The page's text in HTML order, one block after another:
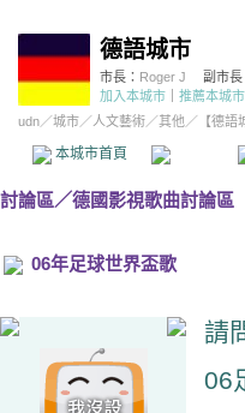
德語城市
市長： Roger J 副市長
加入本城市
推薦本城市
udn／城市／人文藝術／其他 ／ 【德語
本城市首頁
討論區／德國影視歌曲討論區
06年足球世界盃歌
請
06